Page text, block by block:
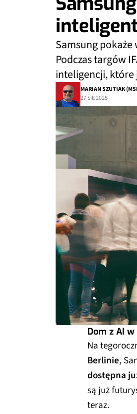
Samsung
Podczas targów
inteligencji, które
MARIAN SZUTIAK
27 SIE 2025
Dom z AI
Na
Berlinie,
dostępna
są już
teraz.